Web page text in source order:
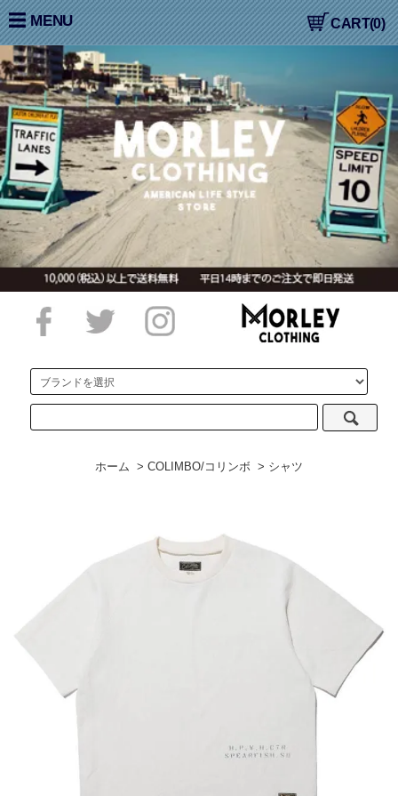
大阪高槻,国産ジーンズ,アメカジ,通販,販売, COLIMBO,コリン
ボ,WORKERS,ワーカーズ,LOOP&WEFT,ループ＆ウェフト CART(0)
MENU
ホーム > COLIMBO/コリンボ > シャツ